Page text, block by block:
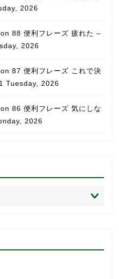
2026
88 便利フレーズ 疲れた –
2026
87 便利フレーズ これで決
Tuesday, 2026
86 便利フレーズ 気にしな
2026